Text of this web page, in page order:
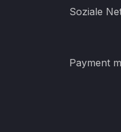
Soziale
Payment